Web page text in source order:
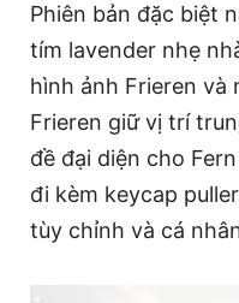
Phiên bản đặc biệt
tím lavender nhẹ
hình ảnh Frieren và
Frieren giữ vị trí
đề đại diện cho
đi kèm keycap
tùy chỉnh và cá